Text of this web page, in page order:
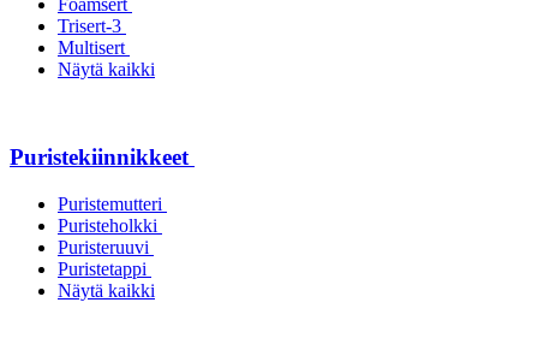
Foamsert
Trisert-3
Multisert
Näytä kaikki
Puristekiinnikkeet
Puristemutteri
Puristeholkki
Puristeruuvi
Puristetappi
Näytä kaikki